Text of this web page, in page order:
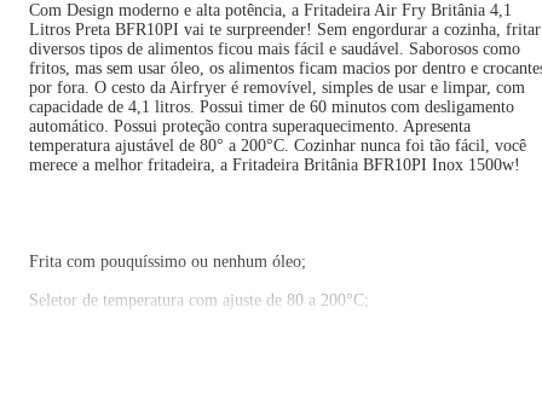
Com Design moderno e alta potência, a Fritadeira Air Fry Britânia 4,1
Litros Preta BFR10PI vai te surpreender! Sem engordurar a cozinha, fritar
diversos tipos de alimentos ficou mais fácil e saudável. Saborosos como
fritos, mas sem usar óleo, os alimentos ficam macios por dentro e
por fora. O cesto da Airfryer é removível, simples de usar e limpar, com
capacidade de 4,1 litros. Possui timer de 60 minutos com desligamento
automático. Possui proteção contra superaquecimento. Apresenta
temperatura ajustável de 80° a 200°C. Cozinhar nunca foi tão fácil, você
merece a melhor fritadeira, a Fritadeira Britânia BFR10PI Inox 1500w!
Frita com pouquíssimo ou nenhum óleo;
Seletor de temperatura com ajuste de 80 a 200°C;